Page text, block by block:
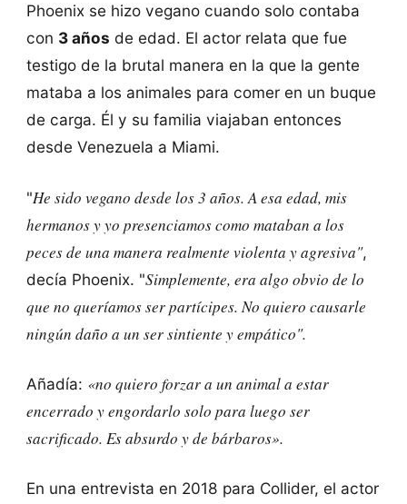
Phoenix se hizo vegano cuando solo contaba
con 3 años de edad. El actor relata que fue
testigo de la brutal manera en la que la gente
mataba a los animales para comer en un buque
de carga. Él y su familia viajaban entonces
desde Venezuela a Miami.
"He sido vegano desde los 3 años. A esa edad, mis
hermanos y yo presenciamos como mataban a los
peces de una manera realmente violenta y agresiva",
decía Phoenix. "Simplemente, era algo obvio de lo
que no queríamos ser partícipes. No quiero causarle
ningún daño a un ser sintiente y empático".
Añadía: «no quiero forzar a un animal a estar
encerrado y engordarlo solo para luego ser
sacrificado. Es absurdo y de bárbaros».
En una entrevista en 2018 para Collider, el actor